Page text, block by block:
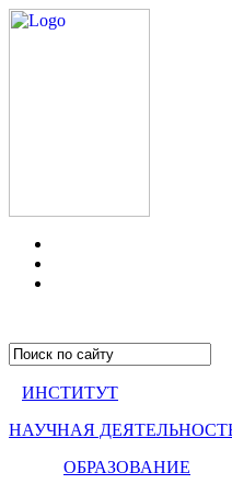
ИНСТИТУТ
НАУЧНАЯ
ОБРАЗОВАНИЕ